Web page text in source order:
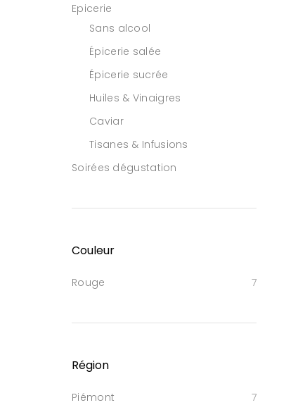
Epicerie
Sans alcool
Épicerie salée
Épicerie sucrée
Huiles & Vinaigres
Caviar
Tisanes & Infusions
Soirées dégustation
Couleur
Rouge 7
Région
Piémont
7